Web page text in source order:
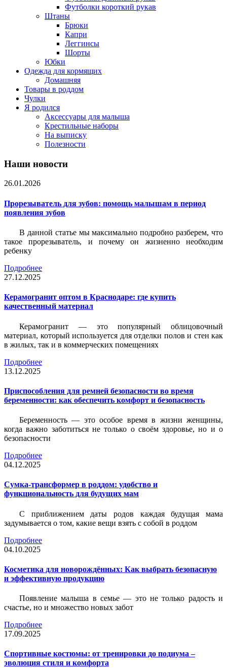
Футболки короткий рукав
Штаны
Брюки
Капри
Леггинсы
Шорты
Юбки
Одежда для кормящих
Домашняя
Товары в роддом
Чулки
Я родился
Аксессуары для малыша
Крестильные наборы
На выписку
Полезности
Наши новости
26.01.2026
Прорезыватель для зубов: помощь малышам в период
появления зубов
В данной статье мы максимально подробно разберем, что
такое прорезыватель, и почему он жизненно необходим
ребенку
Подробнее
27.12.2025
Керамогранит оптом в Краснодаре: где купить
качественный материал
Керамогранит — это популярный облицовочный
материал, который используется для отделки полов и стен как
в жилых, так и в коммерческих помещениях
Подробнее
13.12.2025
Приспособления для ремней безопасности во время
беременности: как обеспечить комфорт и безопасность
Беременность — это особое время в жизни женщины,
когда важно заботиться не только о своём здоровье, но и о
безопасности
Подробнее
04.12.2025
Сумка-трансформер в роддом: удобство и
функциональность для будущих мам
С приближением даты родов каждая будущая мама
задумывается о том, какие вещи взять с собой в роддом
Подробнее
04.10.2025
Косметика для новорождённых: Как выбрать безопасную
и эффективную продукцию
Появление малыша в семье — это не только радость и
счастье, но и множество новых забот
Подробнее
17.09.2025
Спортивные костюмы: от тренировки до подиума –
эволюция стиля и комфорта